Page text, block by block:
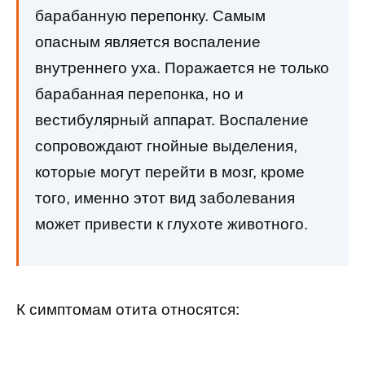
барабанную перепонку. Самым
опасным является воспаление
внутреннего уха. Поражается не только
барабанная перепонка, но и
вестибулярный аппарат. Воспаление
сопровождают гнойные выделения,
которые могут перейти в мозг, кроме
того, именно этот вид заболевания
может привести к глухоте животного.
К симптомам отита относятся: